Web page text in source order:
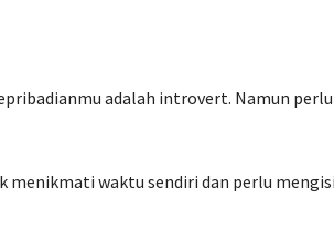
adalah introvert. Namun
waktu sendiri dan perlu